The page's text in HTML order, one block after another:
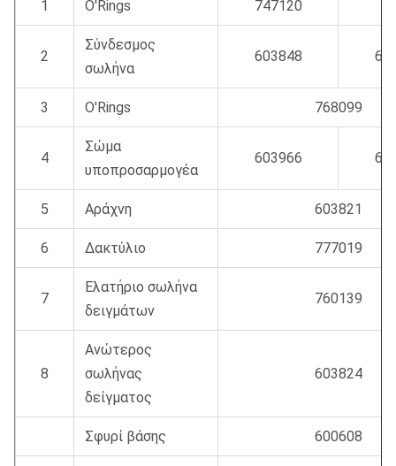
1 O'Rings 747120
2
Σύνδεσμος
σωλήνα
603848
3 O'Rings 768099
4
Σώμα
υποπροσαρμογέα
603966
5 Αράχνη 603821
6 Δακτύλιο 777019
7
Ελατήριο σωλήνα
δειγμάτων
760139
8
Ανώτερος
σωλήνας
δείγματος
603824
Σφυρί βάσης 600608